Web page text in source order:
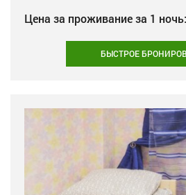
Цена за проживание за 1 ночь:
БЫСТРОЕ